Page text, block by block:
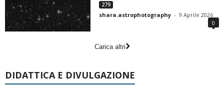
279
shara.astrophotography - 9 Aprile 2026
0
Carica altri
DIDATTICA E DIVULGAZIONE